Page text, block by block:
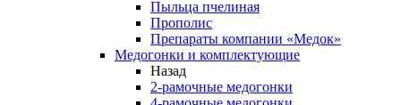
Пыльца пчелиная
Прополис
Препараты компании «Медок»
Медогонки и комплектующие
Назад
2-рамочные медогонки